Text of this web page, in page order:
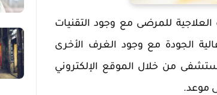
للمرضى مع وجود التقنيات
الجودة مع وجود الغرف الأخرى
من خلال الموقع الإلكتروني
موعد.